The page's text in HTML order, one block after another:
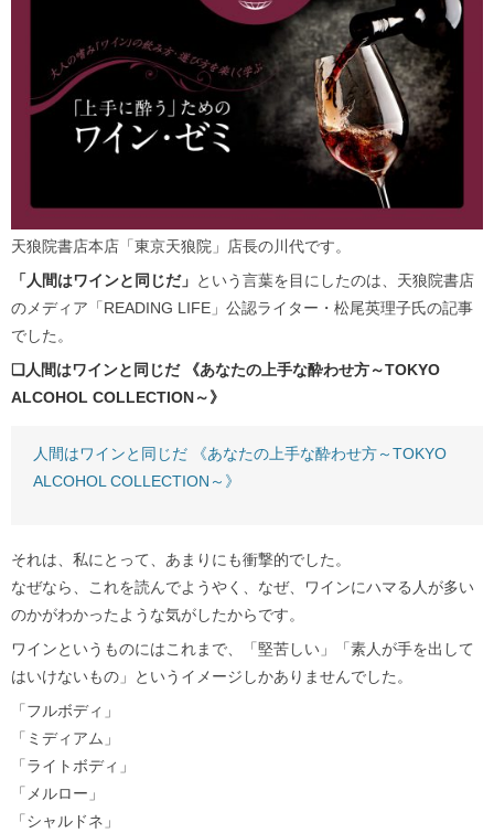
天狼院書店本店「東京天狼院」店長の川代です。
「人間はワインと同じだ」 という言葉を目にしたのは、天狼院書店
のメディア「READING LIFE」公認ライター・松尾英理子氏の記事
でした。
❏人間はワインと同じだ 《あなたの上手な酔わせ方～TOKYO
ALCOHOL COLLECTION～》
人間はワインと同じだ 《あなたの上手な酔わせ方～TOKYO
ALCOHOL COLLECTION～》
それは、私にとって、あまりにも衝撃的でした。
なぜなら、これを読んでようやく、なぜ、ワインにハマる人が多い
のかがわかったような気がしたからです。
ワインというものにはこれまで、「堅苦しい」「素人が手を出して
はいけないもの」というイメージしかありませんでした。
「フルボディ」
「ミディアム」
「ライトボディ」
「メルロー」
「シャルドネ」